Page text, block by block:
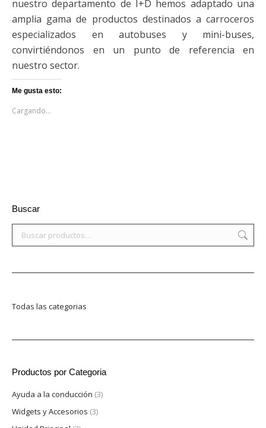
nuestro departamento de I+D hemos adaptado una
amplia gama de productos destinados a carroceros
especializados en autobuses y mini-buses,
convirtiéndonos en un punto de referencia en
nuestro sector.
Me gusta esto:
Cargando...
Buscar
Todas las categorias
Productos por Categoria
Ayuda a la conducción (3)
Widgets y Accesorios (3)